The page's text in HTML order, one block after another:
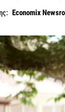
Economix